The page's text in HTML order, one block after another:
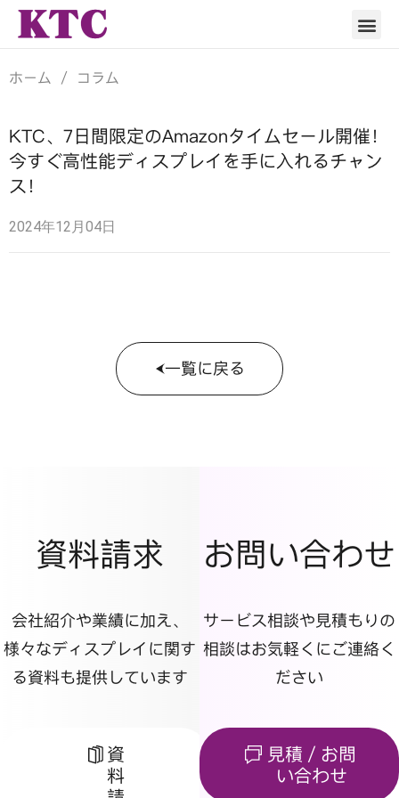
ホーム / コラム
KTC、7日間限定のAmazonタイムセール開催！
今すぐ高性能ディスプレイを手に入れるチャン
ス！
2024年12月04日
一覧に戻る
資料請求
会社紹介や業績に加え、
様々なディスプレイに関す
る資料も提供しています
資
料
お問い合わせ
サービス相談や見積もりの
相談はお気軽くにご連絡く
ださい
見積／お問
い合わせ